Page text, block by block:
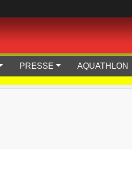
PRESSE AQUATHLON